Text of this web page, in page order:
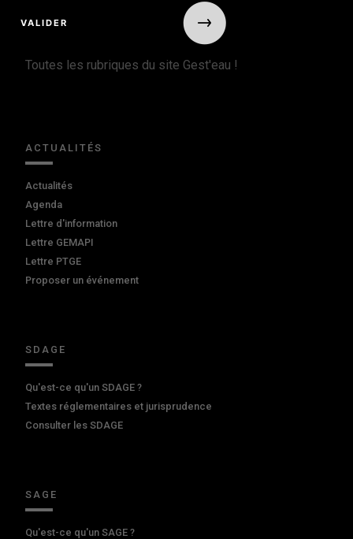
Toutes les rubriques du site Gest'eau !
ACTUALITÉS
Actualités
Agenda
Lettre d'information
Lettre GEMAPI
Lettre PTGE
Proposer un événement
SDAGE
Qu'est-ce qu'un SDAGE ?
Textes réglementaires et jurisprudence
Consulter les SDAGE
SAGE
Qu'est-ce qu'un SAGE ?